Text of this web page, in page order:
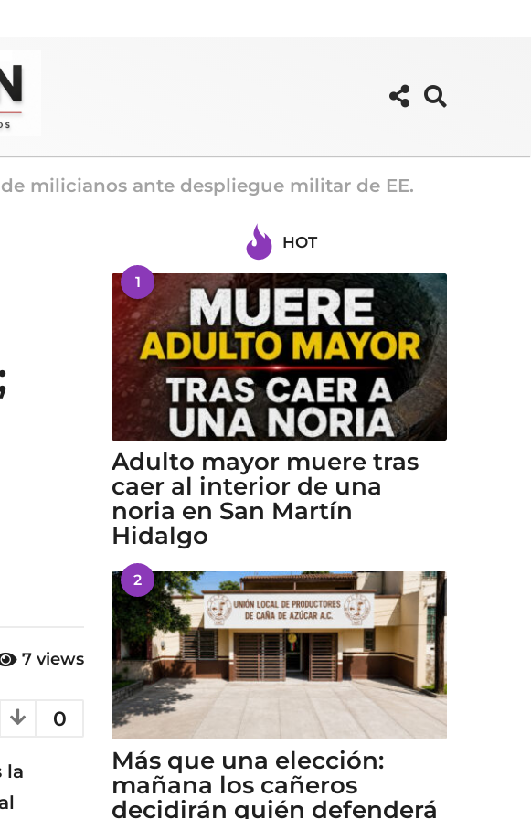
milicianos ante despliegue militar de EE.
7 views
0
la
HOT
1
Adulto mayor muere tras
caer al interior de una
noria en San Martín
Hidalgo
2
Más que una elección:
mañana los cañeros
decidirán quién defenderá